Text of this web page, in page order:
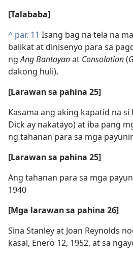
[Talababa]
^ par. 11 Isang bag na tela na
balikat at dinisenyo para sa
ngAng Bantayanat Consolation(
dakong huli).
[Larawan sa pahina 25]
Kasama ang aking kapatid na si
Dick ay nakatayo) at iba pang
ng tahanan para sa mga
[Larawan sa pahina 25]
Ang tahanan para sa mga
1940
[Mga larawan sa pahina 26]
Sina Stanley at Joan Reynolds
kasal, Enero 12, 1952, at sa